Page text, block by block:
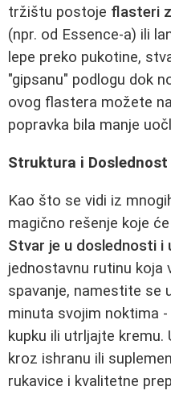
tržištu postoje flasteri
(npr. od Essence-a) ili
lepe preko pukotine,
"gipsanu" podlogu dok
ovog flastera možete
popravka bila manje
Struktura i Doslednost
Kao što se vidi iz
magično rešenje koje
Stvar je u doslednosti i
jednostavnu rutinu koja
spavanje, namestite se
minuta svojim noktima
kupku ili utrljajte kremu.
kroz ishranu ili
rukavice i kvalitetne